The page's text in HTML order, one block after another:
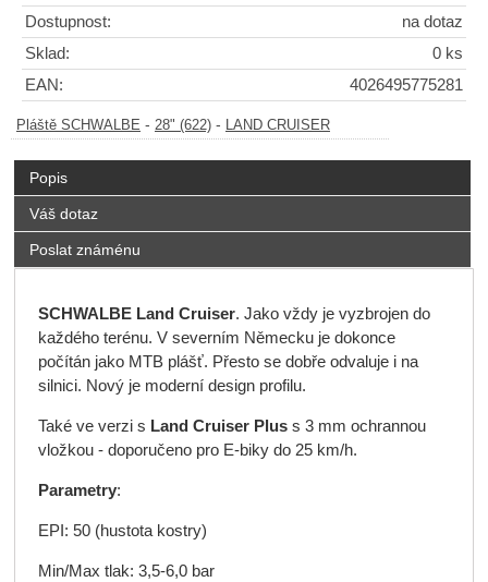
Dostupnost:
na dotaz
Sklad:
0 ks
EAN:
4026495775281
Pláště SCHWALBE - 28" (622) - LAND CRUISER
Popis
Váš dotaz
Poslat známénu
SCHWALBE Land Cruiser. Jako vždy je vyzbrojen do
každého terénu. V severním Německu je dokonce
počítán jako MTB plášť. Přesto se dobře odvaluje i na
silnici. Nový je moderní design profilu.
Také ve verzi s Land Cruiser Plus s 3 mm ochrannou
vložkou - doporučeno pro E-biky do 25 km/h.
Parametry:
EPI: 50 (hustota kostry)
Min/Max tlak: 3,5-6,0 bar